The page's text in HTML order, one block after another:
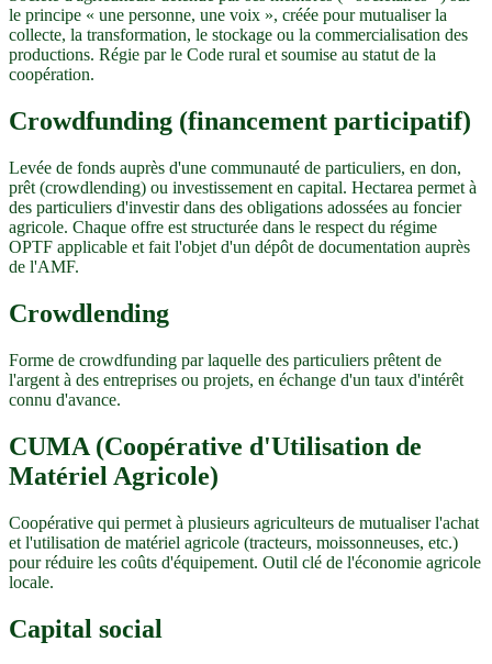
le principe « une personne, une voix », créée pour mutualiser la
collecte, la transformation, le stockage ou la commercialisation des
productions. Régie par le Code rural et soumise au statut de la
coopération.
Crowdfunding (financement participatif)
Levée de fonds auprès d'une communauté de particuliers, en don,
prêt (crowdlending) ou investissement en capital. Hectarea permet à
des particuliers d'investir dans des obligations adossées au foncier
agricole. Chaque offre est structurée dans le respect du régime
OPTF applicable et fait l'objet d'un dépôt de documentation auprès
de l'AMF.
Crowdlending
Forme de crowdfunding par laquelle des particuliers prêtent de
l'argent à des entreprises ou projets, en échange d'un taux d'intérêt
connu d'avance.
CUMA (Coopérative d'Utilisation de
Matériel Agricole)
Coopérative qui permet à plusieurs agriculteurs de mutualiser l'achat
et l'utilisation de matériel agricole (tracteurs, moissonneuses, etc.)
pour réduire les coûts d'équipement. Outil clé de l'économie agricole
locale.
Capital social